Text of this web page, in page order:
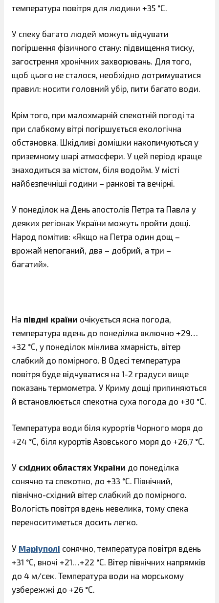
температура повітря для людини +35 °С.
У спеку багато людей можуть відчувати
погіршення фізичного стану: підвищення тиску,
загострення хронічних захворювань. Для того,
щоб цього не сталося, необхідно дотримуватися
правил: носити головний убір, пити багато води.
Крім того, при малохмарній спекотній погоді та
при слабкому вітрі погіршується екологічна
обстановка. Шкідливі домішки накопичуються у
приземному шарі атмосфери. У цей період краще
знаходиться за містом, біля водойм. У місті
найбезпечніші години – ранкові та вечірні.
У понеділок на День апостолів Петра та Павла у
деяких регіонах України можуть пройти дощі.
Народ помітив: «Якщо на Петра один дощ –
врожай непоганий, два – добрий, а три –
багатий».
На півдні країни очікується ясна погода,
температура вдень до понеділка включно +29…
+32 °С, у понеділок мінлива хмарність, вітер
слабкий до помірного. В Одесі температура
повітря буде відчуватися на 1-2 градуси вище
показань термометра. У Криму дощі припиняються
й встановлюється спекотна суха погода до +30 °С.
Температура води біля курортів Чорного моря до
+24 °С, біля курортів Азовського моря до +26,7 °С.
У східних областях України до понеділка
сонячно та спекотно, до +33 °С. Північний,
північно-східний вітер слабкий до помірного.
Вологість повітря вдень невелика, тому спека
переноситиметься досить легко.
У Маріуполі сонячно, температура повітря вдень
+31 °С, вночі +21…+22 °С. Вітер північних напрямків
до 4 м/сек. Температура води на морському
узбережжі до +26 °С.